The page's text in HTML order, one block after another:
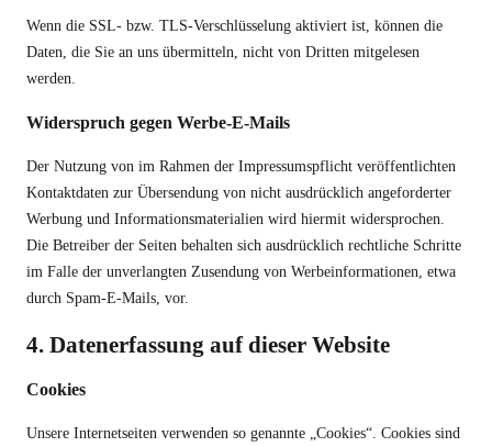
Wenn die SSL- bzw. TLS-Verschlüsselung aktiviert ist, können die
Daten, die Sie an uns übermitteln, nicht von Dritten mitgelesen
werden.
Widerspruch gegen Werbe-E-Mails
Der Nutzung von im Rahmen der Impressumspflicht veröffentlichten
Kontaktdaten zur Übersendung von nicht ausdrücklich angeforderter
Werbung und Informationsmaterialien wird hiermit widersprochen.
Die Betreiber der Seiten behalten sich ausdrücklich rechtliche Schritte
im Falle der unverlangten Zusendung von Werbeinformationen, etwa
durch Spam-E-Mails, vor.
4. Datenerfassung auf dieser Website
Cookies
Unsere Internetseiten verwenden so genannte „Cookies“. Cookies sind